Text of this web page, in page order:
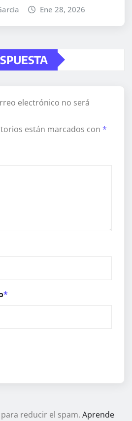
Ene 28, 2026
electrónico no será
están marcados con *
*
reducir el spam. Aprende